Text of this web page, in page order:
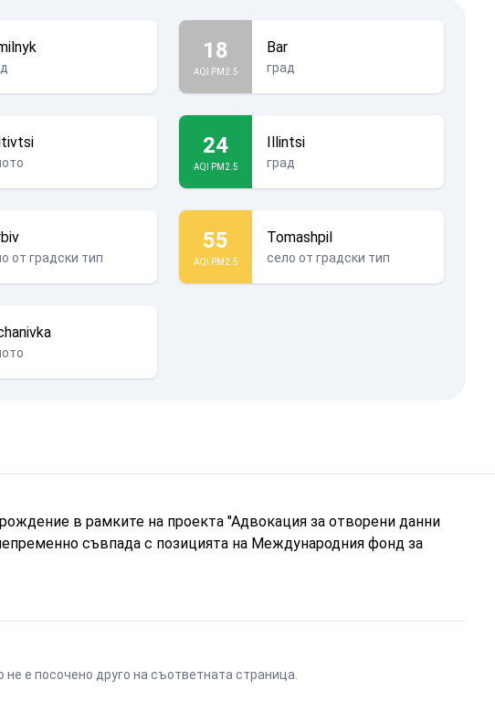
18
AQI PM2.5
Bar
град
24
AQI PM2.5
Illintsi
град
от градски тип
55
AQI PM2.5
Tomashpil
село от градски тип
в рамките на проекта "Адвокация за отворени данни
съвпада с позицията на Международния фонд за
не е посочено друго на съответната страница.